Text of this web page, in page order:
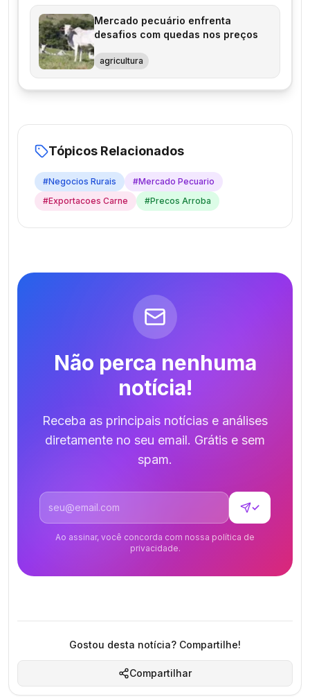
Mercado pecuário enfrenta
desafios com quedas nos preços
agricultura
Tópicos Relacionados
#Negocios Rurais #Mercado Pecuario
#Exportacoes Carne #Precos Arroba
Não perca nenhuma
notícia!
Receba as principais notícias e análises
diretamente no seu email. Grátis e sem
spam.
Endereço de email
✓
Ao assinar, você concorda com nossa política de
privacidade.
Gostou desta notícia? Compartilhe!
Compartilhar